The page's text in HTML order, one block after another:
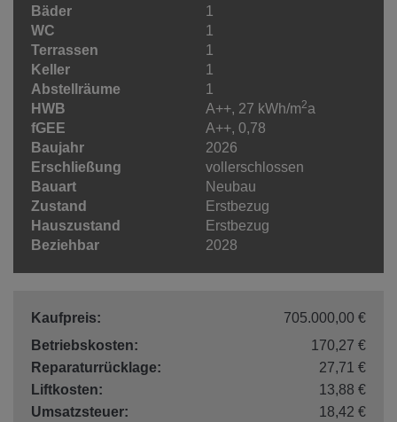
Bäder
1
WC
1
Terrassen
1
Keller
1
Abstellräume
1
HWB
A++, 27 kWh/m2a
fGEE
A++, 0,78
Baujahr
2026
Erschließung
vollerschlossen
Bauart
Neubau
Zustand
Erstbezug
Hauszustand
Erstbezug
Beziehbar
2028
Kaufpreis:
705.000,00 €
Betriebskosten:
170,27 €
Reparaturrücklage:
27,71 €
Liftkosten:
13,88 €
Umsatzsteuer:
18,42 €